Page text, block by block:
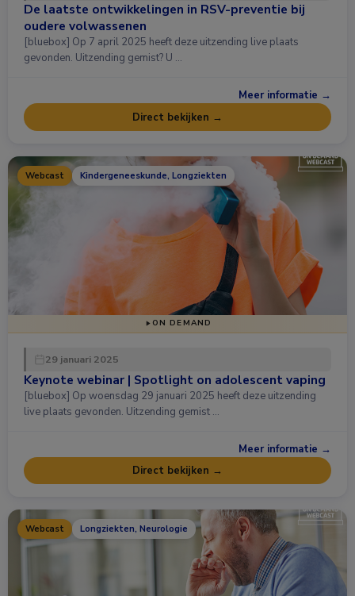
De laatste ontwikkelingen in RSV-preventie bij
oudere volwassenen
[bluebox] Op 7 april 2025 heeft deze uitzending live plaats
gevonden. Uitzending gemist? U …
Meer informatie →
Direct bekijken →
Webcast Kindergeneeskunde, Longziekten
ON DEMAND
29 januari 2025
Keynote webinar | Spotlight on adolescent vaping
[bluebox] Op woensdag 29 januari 2025 heeft deze uitzending
live plaats gevonden. Uitzending gemist …
Meer informatie →
Direct bekijken →
Webcast Longziekten, Neurologie